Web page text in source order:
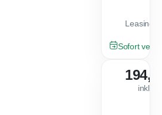
GEBRAUCHT
Sofort
inkl.